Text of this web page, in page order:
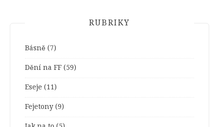
RUBRIKY
Básně (7)
Dění na FF (59)
Eseje (11)
Fejetony (9)